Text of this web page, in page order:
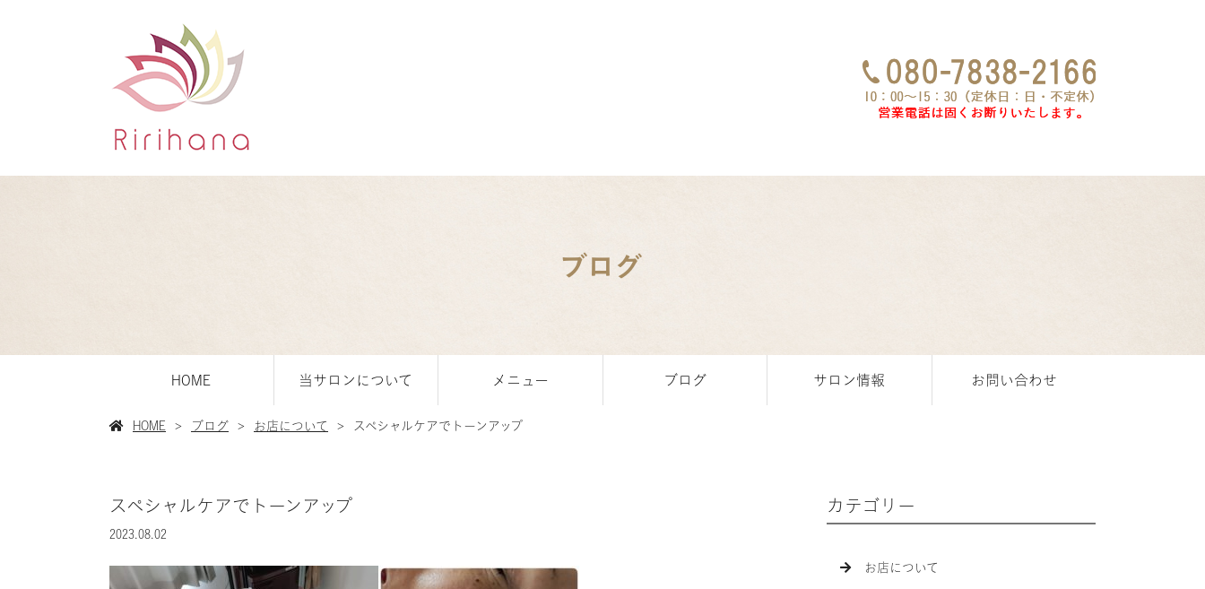
ブログ
HOME 当サロンについて メニュー ブログ サロン情報 お問い合わせ
HOME ブログ お店について スペシャルケアでトーンアップ
スペシャルケアでトーンアップ
2023.08.02
カテゴリー
お店について